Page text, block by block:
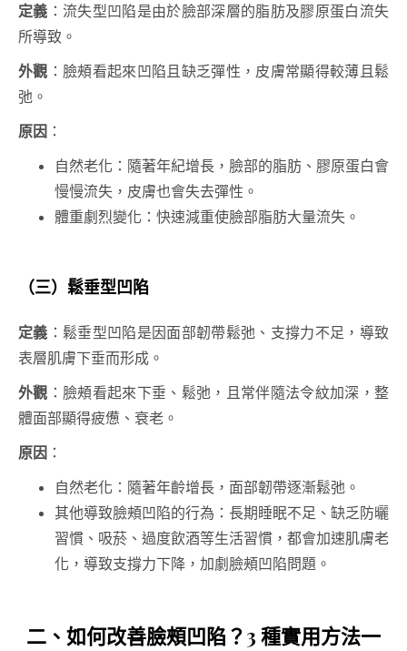
定義 ：流失型凹陷是由於臉部深層的脂肪及膠原蛋白流失
所導致。
外觀 ：臉頰看起來凹陷且缺乏彈性，皮膚常顯得較薄且鬆
弛。
原因 ：
自然老化：隨著年紀增長，臉部的脂肪、膠原蛋白會
慢慢流失，皮膚也會失去彈性。
體重劇烈變化：快速減重使臉部脂肪大量流失。
（三）鬆垂型凹陷
定義 ：鬆垂型凹陷是因面部韌帶鬆弛、支撐力不足，導致
表層肌膚下垂而形成。
外觀 ：臉頰看起來下垂、鬆弛，且常伴隨法令紋加深，整
體面部顯得疲憊、衰老。
原因 ：
自然老化：隨著年齡增長，面部韌帶逐漸鬆弛。
其他導致臉頰凹陷的行為 ：長期睡眠不足、缺乏防曬
習慣、吸菸、過度飲酒等生活習慣，都會加速肌膚老
化，導致支撐力下降，加劇臉頰凹陷問題。
二、如何改善臉頰凹陷 ？3 種實用方法一